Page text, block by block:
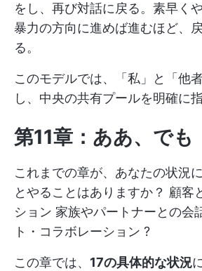
をし、再び対話に戻る。素早く
暴力の方向に進めば進むほど、
る。
このモデルでは、「私」と「他
し、中央の共有プールを明確に
第11章：ああ、でも
これまでの章が、あなたの状況
とやることはありますか？ 顧客
ション 家族やパートナーとの会
ト・コラボレーション ?
この章では、 17の具体的な状況